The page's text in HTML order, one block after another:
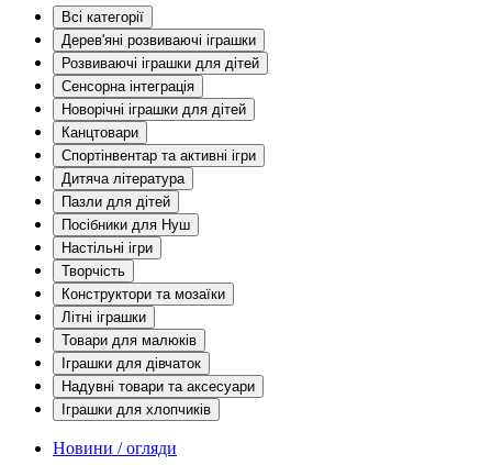
Всі категорії
Дерев'яні розвиваючі іграшки
Розвиваючі іграшки для дітей
Сенсорна інтеграція
Новорічні іграшки для дітей
Канцтовари
Спортінвентар та активні ігри
Дитяча література
Пазли для дітей
Посібники для Нуш
Настільні ігри
Творчість
Конструктори та мозаїки
Літні іграшки
Товари для малюків
Іграшки для дівчаток
Надувні товари та аксесуари
Іграшки для хлопчиків
Новини / огляди